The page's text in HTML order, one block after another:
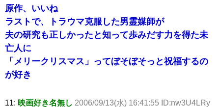
原作、いいね
ラストで、トラウマ克服した男霊媒師が
夫の研究も正しかったと知って歩みだす力を得た未
亡人に
「メリークリスマス」ってぼそぼそっと祝福するの
が好き
11: 映画好き名無し 2006/09/13(水) 16:41:55 ID:nw3U4LRy